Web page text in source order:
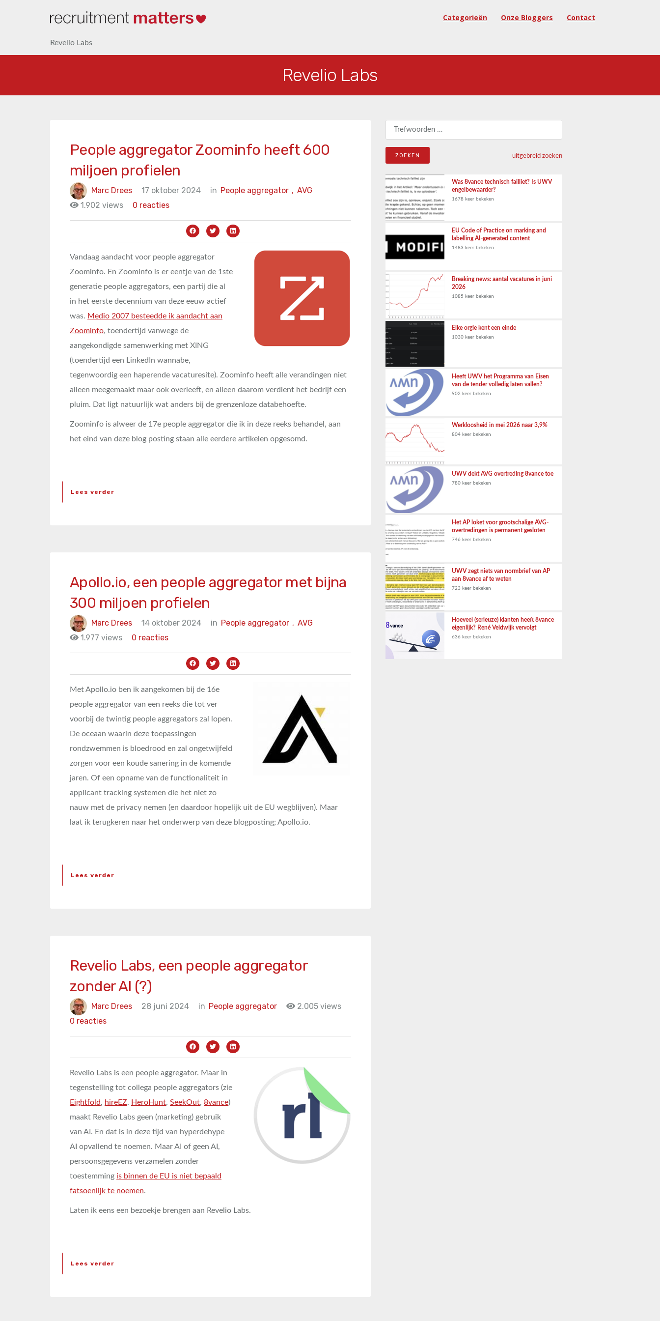
Categorieën Onze Bloggers Contact
Revelio Labs
Revelio Labs
People aggregator Zoominfo heeft 600
miljoen profielen
Marc Drees 17 oktober 2024 in AVG
People aggregator ,
1.902 views
0 reacties
Vandaag aandacht voor people aggregator
Zoominfo. En Zoominfo is er eentje van de 1ste
generatie people aggregators, een partij die al
in het eerste decennium van deze eeuw actief
was. Medio 2007 besteedde ik aandacht aan
Zoominfo, toendertijd vanwege de
aangekondigde samenwerking met XING
(toendertijd een LinkedIn wannabe,
tegenwoordig een haperende vacaturesite). Zoominfo heeft alle verandingen niet
alleen meegemaakt maar ook overleeft, en alleen daarom verdient het bedrijf een
pluim. Dat ligt natuurlijk wat anders bij de grenzenloze databehoefte.
Zoominfo is alweer de 17e people aggregator die ik in deze reeks behandel, aan
het eind van deze blog posting staan alle eerdere artikelen opgesomd.
Lees verder
Apollo.io, een people aggregator met bijna
300 miljoen profielen
Marc Drees 14 oktober 2024 in AVG
People aggregator ,
1.977 views
0 reacties
Met Apollo.io ben ik aangekomen bij de 16e
people aggregator van een reeks die tot ver
voorbij de twintig people aggregators zal lopen.
De oceaan waarin deze toepassingen
rondzwemmen is bloedrood en zal ongetwijfeld
zorgen voor een koude sanering in de komende
jaren. Of een opname van de functionaliteit in
applicant tracking systemen die het niet zo
nauw met de privacy nemen (en daardoor hopelijk uit de EU wegblijven). Maar
laat ik terugkeren naar het onderwerp van deze blogposting; Apollo.io.
Lees verder
Revelio Labs, een people aggregator
zonder AI (?)
Marc Drees 28 juni 2024 in People aggregator
2.005 views
0 reacties
Revelio Labs is een people aggregator. Maar in
tegenstelling tot collega people aggregators (zie
Eightfold, hireEZ, HeroHunt, SeekOut, 8vance)
maakt Revelio Labs geen (marketing) gebruik
van AI. En dat is in deze tijd van hyperdehype
AI opvallend te noemen. Maar AI of geen AI,
persoonsgegevens verzamelen zonder
toestemming is binnen de EU is niet bepaald
fatsoenlijk te noemen.
Laten ik eens een bezoekje brengen aan Revelio Labs.
Lees verder
Zoeken naar:
uitgebreid zoeken
Was 8vance technisch failliet? Is UWV
engelbewaarder?
1678 keer bekeken
EU Code of Practice on marking and
labelling AI-generated content
1483 keer bekeken
Breaking news: aantal vacatures in juni
2026
1085 keer bekeken
Elke orgie kent een einde
1030 keer bekeken
Heeft UWV het Programma van Eisen
van de tender volledig laten vallen?
902 keer bekeken
Werkloosheid in mei 2026 naar 3,9%
804 keer bekeken
UWV dekt AVG overtreding 8vance toe
780 keer bekeken
Het AP loket voor grootschalige AVG-
overtredingen is permanent gesloten
746 keer bekeken
UWV zegt niets van normbrief van AP
aan 8vance af te weten
723 keer bekeken
Hoeveel (serieuze) klanten heeft 8vance
eigenlijk? René Veldwijk vervolgt
636 keer bekeken